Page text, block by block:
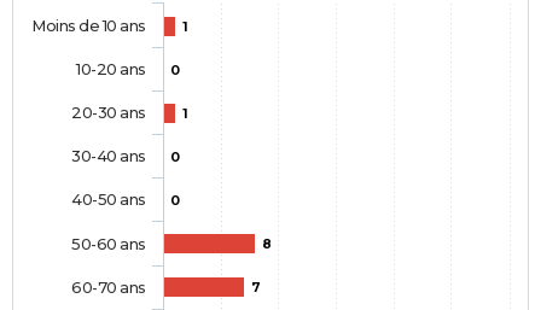
1
0
1
0
0
8
7
Moins de 10 ans
10-20 ans
20-30 ans
30-40 ans
40-50 ans
50-60 ans
60-70 ans